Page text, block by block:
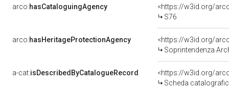
arco:hasCataloguingAgency
<https://w3id.org/
S76
arco:hasHeritageProtectionAgency
<https://w3id.org/
Soprintendenza
a-cat:isDescribedByCatalogueRecord
<https://w3id.org/
Scheda